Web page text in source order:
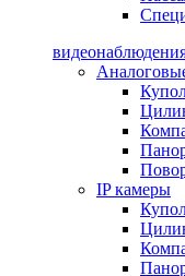
IP камеры